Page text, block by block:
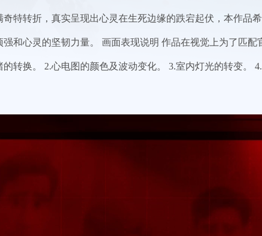
奇特转折，真实呈现出心灵在生死边缘的跌宕起伏，本作
和心灵的坚韧力量。 画面表现说明 作品在视觉上为了匹
的转换。 2.心电图的颜色及波动变化。 3.室内灯光的转变